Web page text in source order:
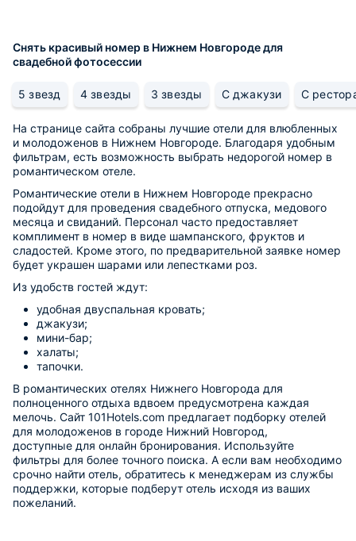
Снять красивый номер в Нижнем Новгороде для
свадебной фотосессии
5 звезд 4 звезды 3 звезды С джакузи С
На странице сайта собраны лучшие отели для влюбленных
и молодоженов в Нижнем Новгороде. Благодаря удобным
фильтрам, есть возможность выбрать недорогой номер в
романтическом отеле.
Романтические отели в Нижнем Новгороде прекрасно
подойдут для проведения свадебного отпуска, медового
месяца и свиданий. Персонал часто предоставляет
комплимент в номер в виде шампанского, фруктов и
сладостей. Кроме этого, по предварительной заявке номер
будет украшен шарами или лепестками роз.
Из удобств гостей ждут:
удобная двуспальная кровать;
джакузи;
мини-бар;
халаты;
тапочки.
В романтических отелях Нижнего Новгорода для
полноценного отдыха вдвоем предусмотрена каждая
мелочь. Сайт 101Hotels.com предлагает подборку отелей
для молодоженов в городе Нижний Новгород,
доступные для онлайн бронирования. Используйте
фильтры для более точного поиска. А если вам необходимо
срочно найти отель, обратитесь к менеджерам из службы
поддержки, которые подберут отель исходя из ваших
пожеланий.